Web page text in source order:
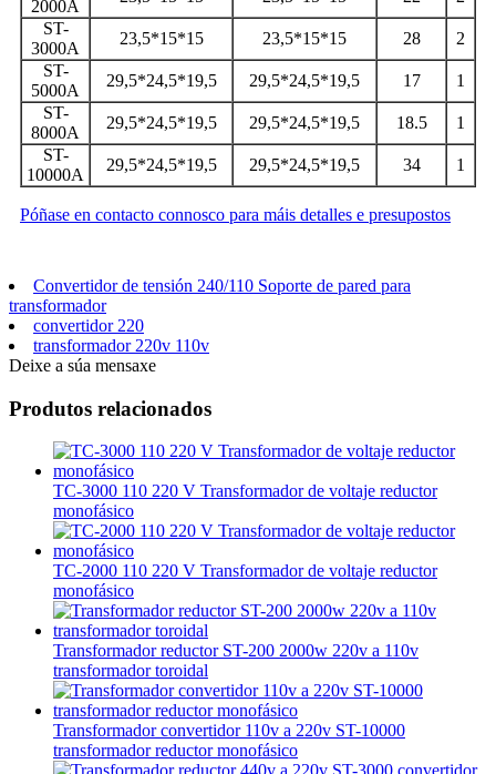
2000A
ST-
3000A
23,5*15*15 23,5*15*15 28
2
ST-
5000A
29,5*24,5*19,5 29,5*24,5*19,5 17
1
ST-
8000A
29,5*24,5*19,5 29,5*24,5*19,5 18.5
1
ST-
10000A
29,5*24,5*19,5 29,5*24,5*19,5 34 1
Póñase en contacto connosco para máis detalles e presupostos
Convertidor de tensión 240/110 Soporte de pared para
transformador
convertidor 220
transformador 220v 110v
Deixe a súa mensaxe
Produtos relacionados
TC-3000 110 220 V Transformador de voltaje reductor
monofásico
TC-2000 110 220 V Transformador de voltaje reductor
monofásico
Transformador reductor ST-200 2000w 220v a 110v
transformador toroidal
Transformador convertidor 110v a 220v ST-10000
transformador reductor monofásico